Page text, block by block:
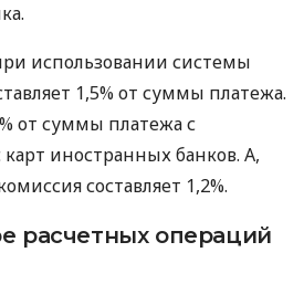
использовании системы
1,5% от суммы платежа.
от суммы платежа с
карт иностранных банков. А,
составляет 1,2%.
расчетных операций